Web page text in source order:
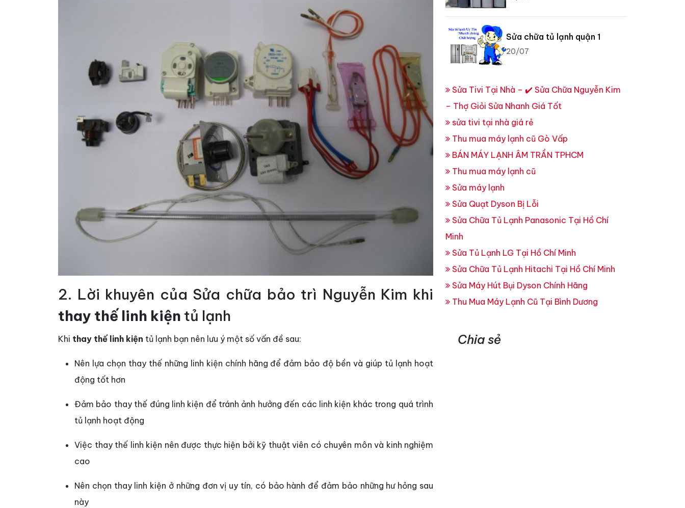
2. Lời khuyên của Sửa chữa bảo trì Nguyễn Kim khi
thay thế linh kiện tủ lạnh
Khi thay thế linh kiện tủ lạnh bạn nên lưu ý một số vấn đề sau:
Nên lựa chọn thay thế những linh kiện chính hãng để đảm bảo độ bền và giúp tủ lạnh hoạt
động tốt hơn
Đảm bảo thay thế đúng linh kiện để tránh ảnh hưởng đến các linh kiện khác trong quá trình
tủ lạnh hoạt động
Việc thay thế linh kiện nên được thực hiện bởi kỹ thuật viên có chuyên môn và kinh nghiệm
cao
Nên chọn thay linh kiện ở những đơn vị uy tín, có bảo hành để đảm bảo những hư hỏng sau
này
Sửa chữa tủ lạnh quận 1
20/07
Sửa Tivi Tại Nhà – ✔️ Sửa Chữa Nguyễn Kim
– Thợ Giỏi Sửa Nhanh Giá Tốt
sửa tivi tại nhà giá rẻ
Thu mua máy lạnh cũ Gò Vấp
BÁN MÁY LẠNH ÂM TRẦN TPHCM
Thu mua máy lạnh cũ
Sửa máy lạnh
Sửa Quạt Dyson Bị Lỗi
Sửa Chữa Tủ Lạnh Panasonic Tại Hồ Chí
Minh
Sửa Tủ Lạnh LG Tại Hồ Chí Minh
Sửa Chữa Tủ Lạnh Hitachi Tại Hồ Chí Minh
Sửa Máy Hút Bụi Dyson Chính Hãng
Thu Mua Máy Lạnh Cũ Tại Bình Dương
Chia sẻ